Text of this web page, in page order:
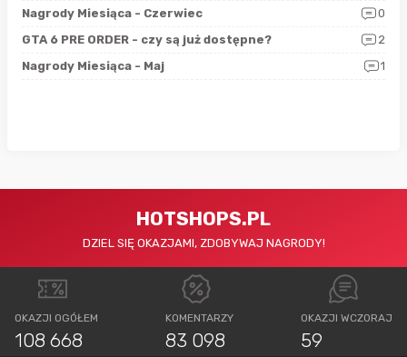
Nagrody Miesiąca - Czerwiec
0
GTA 6 PRE ORDER - czy są już dostępne?
2
Nagrody Miesiąca - Maj
1
HOTSHOPS.PL
DZIEL SIĘ OKAZJAMI, ZDOBYWAJ NAGRODY!
OKAZJI OGÓŁEM
108 668
KOMENTARZY
83 098
OKAZJI WCZORAJ
59